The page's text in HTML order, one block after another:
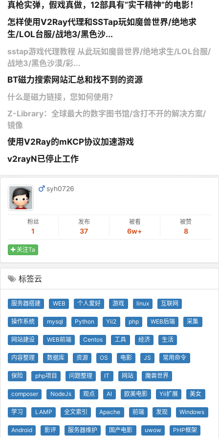
真枪实弹，假戏真做，12部具有“实干精神”的电影！
怎样使用V2Ray代理和SSTap玩如魔兽世界/绝地求
生/LOL台服/战地3/黑色沙...
sstap游戏代理教程 从此玩如魔兽世界/绝地求生/LOL台服/
战地3/黑色沙漠/彩...
BT磁力搜索网站汇总和找不到的资源
什么是磁力链接，您如何使用？
Z-Library：全球最大的数字图书馆/含打不开的解决方案/
镜像
使用V2Ray的mKCP协议加速游戏
v2rayN已停止工作
syh0726
粉丝
1
发布
37
被看
6w+
被赞
8
关注Ta
标签云
服务器搭建 WEB 个人爱好 游戏 linux 互联网
操作系统 mysql Python Yii2 php WEB后端 采集
网站建设 WEB前端 Centos 工具 经济 生活
内容整理 数据库 资源 OS 电影 JS 常用命令
保险 php项目 问题整理 IT 网站 魔兽世界
composer NodeJs 观点 AI 欧美电影 Yii扩展 美女
学习 LAMP 全文索引 Apache 前端 发现 Windows
Android 影评 服务器维护 国产电影 uwow PHP框架